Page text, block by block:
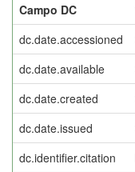
Campo DC
dc.date.accessioned
dc.date.available
dc.date.created
dc.date.issued
dc.identifier.citation